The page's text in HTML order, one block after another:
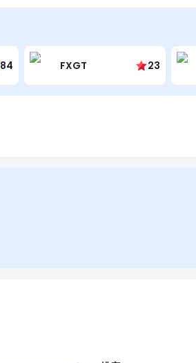
84 FXGT 23